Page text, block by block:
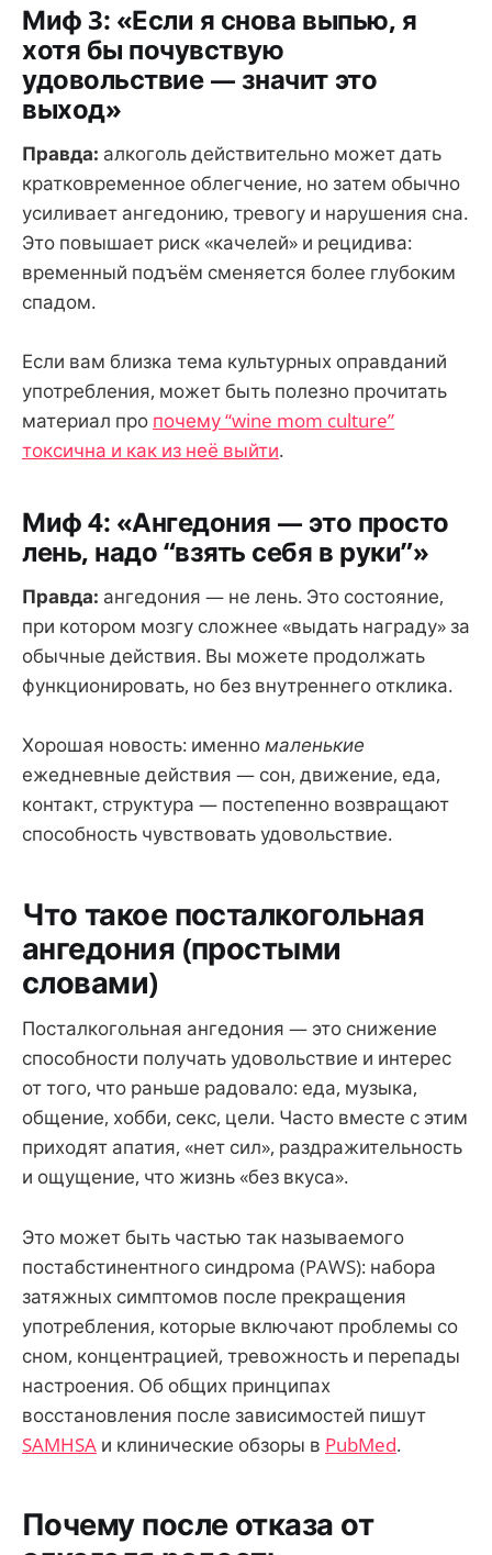
Миф 3: «Если я снова выпью, я
хотя бы почувствую
удовольствие — значит это
выход»
Правда: алкоголь действительно может дать
кратковременное облегчение, но затем обычно
усиливает ангедонию, тревогу и нарушения сна.
Это повышает риск «качелей» и рецидива:
временный подъём сменяется более глубоким
спадом.
Если вам близка тема культурных оправданий
употребления, может быть полезно прочитать
материал про почему “wine mom culture”
токсична и как из неё выйти.
Миф 4: «Ангедония — это просто
лень, надо “взять себя в руки”»
Правда: ангедония — не лень. Это состояние,
при котором мозгу сложнее «выдать награду» за
обычные действия. Вы можете продолжать
функционировать, но без внутреннего отклика.
Хорошая новость: именномаленькие
ежедневные действия — сон, движение, еда,
контакт, структура — постепенно возвращают
способность чувствовать удовольствие.
Что такое посталкогольная
ангедония (простыми
словами)
Посталкогольная ангедония — это снижение
способности получать удовольствие и интерес
от того, что раньше радовало: еда, музыка,
общение, хобби, секс, цели. Часто вместе с этим
приходят апатия, «нет сил», раздражительность
и ощущение, что жизнь «без вкуса».
Это может быть частью так называемого
постабстинентного синдрома (PAWS): набора
затяжных симптомов после прекращения
употребления, которые включают проблемы со
сном, концентрацией, тревожность и перепады
настроения. Об общих принципах
восстановления после зависимостей пишут
SAMHSA и клинические обзоры в PubMed.
Почему после отказа от